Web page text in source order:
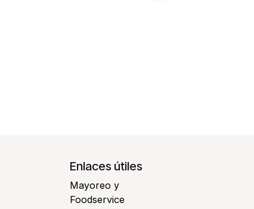
Enlaces útiles
Mayoreo y
Foodservice